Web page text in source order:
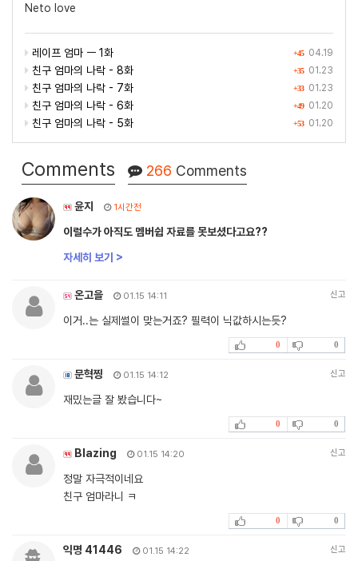
Neto love
+45 04.19
레이프 엄마 ㅡ 1화
+35 01.23
친구 엄마의 나락 - 8화
+33 01.23
친구 엄마의 나락 - 7화
+49 01.20
친구 엄마의 나락 - 6화
+53 01.20
친구 엄마의 나락 - 5화
Comments 266 Comments
윤지 1시간전
이럴수가 아직도 멤버쉽 자료를 못보셨다고요??
자세히 보기 >
온고을 01.15 14:11 신고
이거..는 실제썰이 맞는거죠? 필력이 닉값하시는듯?
0 0
문혁찡 01.15 14:12 신고
재밌는글 잘 봤습니다~
0 0
Blazing 01.15 14:20 신고
정말 자극적이네요
친구 엄마라니 ㅋ
0 0
익명 41446 01.15 14:22 신고